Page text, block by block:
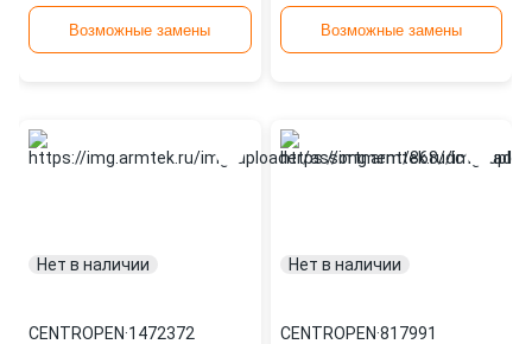
Возможные замены Возможные замены
Нет в наличии
CENTROPEN·1472372
Нет в наличии
CENTROPEN·817991